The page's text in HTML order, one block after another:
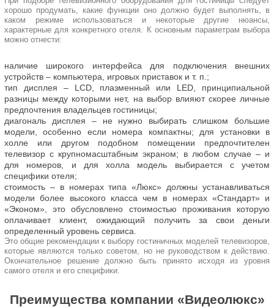
хорошо продумать, какие функции оно должно будет выполнять, в
каком режиме использоваться и некоторые другие нюансы,
характерные для конкретного отеля. К основным параметрам выбора
можно отнести:
наличие широкого интерфейса для подключения внешних
устройств – компьютера, игровых приставок и т. п.;
тип дисплея – LCD, плазменный или LED, принципиальной
разницы между которыми нет, на выбор влияют скорее личные
предпочтения владельцев гостиницы;
диагональ дисплея – не нужно выбирать слишком большие
модели, особенно если номера компактны; для установки в
холле или другом подобном помещении предпочтителен
телевизор с крупномасштабным экраном; в любом случае – и
для номеров, и для холла модель выбирается с учетом
специфики отеля;
стоимость – в номерах типа «Люкс» должны устанавливаться
модели более высокого класса чем в номерах «Стандарт» и
«Эконом», это обусловлено стоимостью проживания которую
оплачивает клиент, ожидающий получить за свои деньги
определенный уровень сервиса.
Это общие рекомендации к выбору гостиничных моделей телевизоров,
которые являются только советом, но не руководством к действию.
Окончательное решение должно быть принято исходя из уровня
самого отеля и его специфики.
Преимущества компании «Видеолюкс»